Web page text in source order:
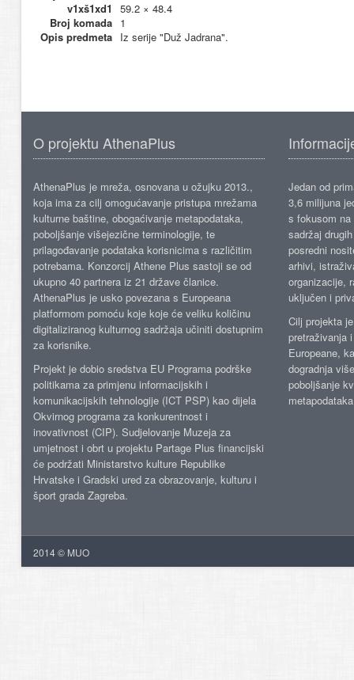
v1xš1xd1
59.2 × 48.4
Broj komada 1
Opis predmeta Iz serije "Duž Jadrana".
O projektu AthenaPlus
AthenaPlus je mreža, osnovana u ožujku 2013.,
koja ima za cilj omogućavanje pristupa mrežama
kulturne baštine, obogaćivanje metapodataka,
poboljšanje višejezične terminologije, te
prilagođavanje podataka korisnicima s različitim
potrebama. Konzorcij Athene Plus sastoji se od
ukupno 40 partnera iz 21 države članice.
AthenaPlus je usko povezana s Europeana
platformom pomoću koje koje će veliku količinu
digitaliziranog kulturnog sadržaja učiniti dostupnim
za korisnike.
Projekt je dobio sredstva EU Programa podrške
politikama za primjenu informacijskih i
komunikacijskih tehnologije (ICT PSP) kao dijela
Okvirnog programa za konkurentnost i
inovativnost (CIP). Sudjelovanje Muzeja za
umjetnost i obrt u projektu Partage Plus financijski
će podržati Ministarstvo kulture Republike
Hrvatske i Gradski ured za obrazovanje, kulturu i
šport grada Zagreba.
Jedan od
3,6 milijuna
s fokusom
sadržaj
posredni
arhivi,
organizacije,
uključen i
Cilj projekta
pretraživanja
Europeane,
dogradnja
poboljšanje
2014 © MUO